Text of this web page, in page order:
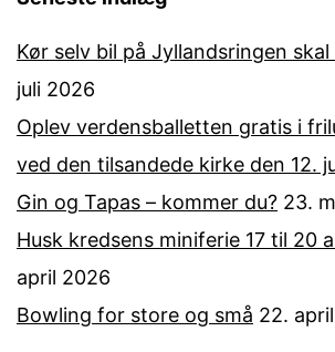
Kør selv bil på Jyllandsringen skal
juli 2026
Oplev verdensballetten gratis i
ved den tilsandede kirke den 12.
Gin og Tapas – kommer du? 23.
Husk kredsens miniferie 17 til 20
april 2026
Bowling for store og små 22.